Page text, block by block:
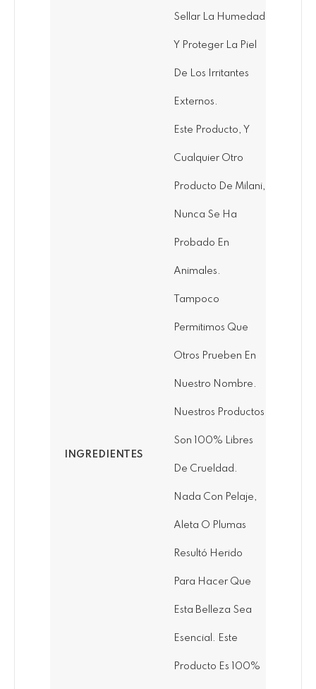
INGREDIENTES
Sellar La Humedad
Y Proteger La Piel
De Los Irritantes
Externos.
Este Producto, Y
Cualquier Otro
Producto De Milani,
Nunca Se Ha
Probado En
Animales.
Tampoco
Permitimos Que
Otros Prueben En
Nuestro Nombre.
Nuestros Productos
Son 100% Libres
De Crueldad.
Nada Con Pelaje,
Aleta O Plumas
Resultó Herido
Para Hacer Que
Esta Belleza Sea
Esencial. Este
Producto Es 100%